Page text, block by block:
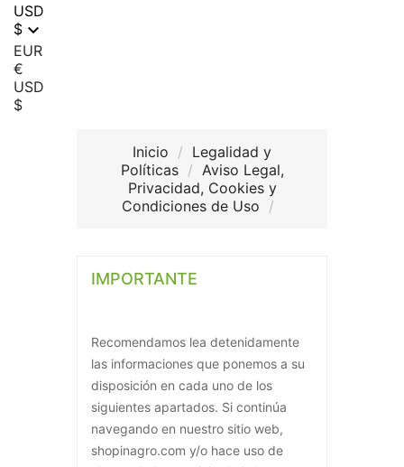
USD
$ 
EUR
€
USD
$
Inicio
Legalidad y
Políticas
Aviso Legal,
Privacidad, Cookies y
Condiciones de Uso
IMPORTANTE
Recomendamos lea detenidamente
las informaciones que ponemos a su
disposición en cada uno de los
siguientes apartados. Si continúa
navegando en nuestro sitio web,
shopinagro.com y/o hace uso de